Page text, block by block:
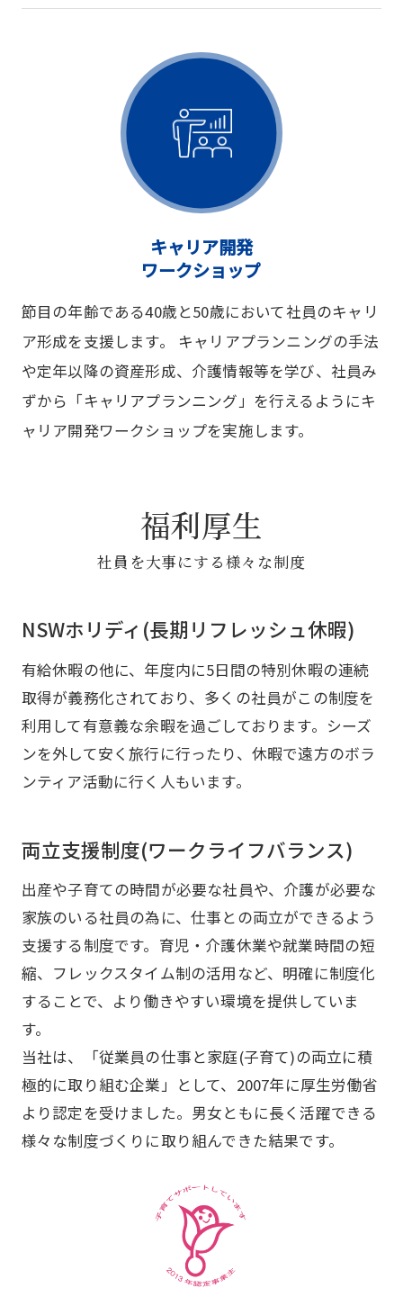
キャリア開発
ワークショップ
節目の年齢である40歳と50歳において社員のキャリ
ア形成を支援します。 キャリアプランニングの手法
や定年以降の資産形成、介護情報等を学び、社員み
ずから「キャリアプランニング」を行えるようにキ
ャリア開発ワークショップを実施します。
福利厚生
社員を大事にする様々な制度
NSWホリディ(長期リフレッシュ休暇)
有給休暇の他に、年度内に5日間の特別休暇の連続
取得が義務化されており、多くの社員がこの制度を
利用して有意義な余暇を過ごしております。シーズ
ンを外して安く旅行に行ったり、休暇で遠方のボラ
ンティア活動に行く人もいます。
両立支援制度(ワークライフバランス)
出産や子育ての時間が必要な社員や、介護が必要な
家族のいる社員の為に、仕事との両立ができるよう
支援する制度です。育児・介護休業や就業時間の短
縮、フレックスタイム制の活用など、明確に制度化
することで、より働きやすい環境を提供していま
す。
当社は、「従業員の仕事と家庭(子育て)の両立に積
極的に取り組む企業」として、2007年に厚生労働省
より認定を受けました。男女ともに長く活躍できる
様々な制度づくりに取り組んできた結果です。